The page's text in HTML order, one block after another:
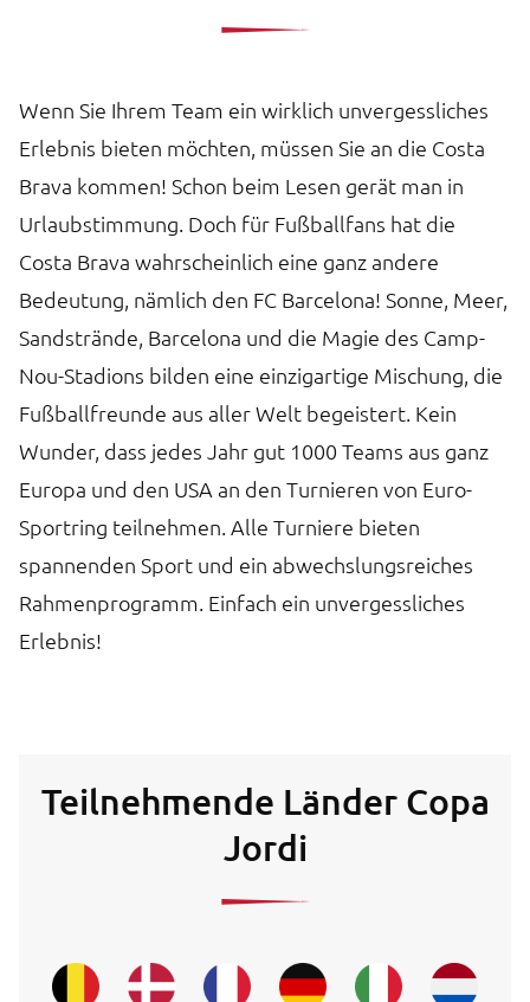
Wenn Sie Ihrem Team ein wirklich unvergessliches
Erlebnis bieten möchten, müssen Sie an die Costa
Brava kommen! Schon beim Lesen gerät man in
Urlaubstimmung. Doch für Fußballfans hat die
Costa Brava wahrscheinlich eine ganz andere
Bedeutung, nämlich den FC Barcelona! Sonne, Meer,
Sandstrände, Barcelona und die Magie des Camp-
Nou-Stadions bilden eine einzigartige Mischung, die
Fußballfreunde aus aller Welt begeistert. Kein
Wunder, dass jedes Jahr gut 1000 Teams aus ganz
Europa und den USA an den Turnieren von Euro-
Sportring teilnehmen. Alle Turniere bieten
spannenden Sport und ein abwechslungsreiches
Rahmenprogramm. Einfach ein unvergessliches
Erlebnis!
Teilnehmende Länder Copa
Jordi